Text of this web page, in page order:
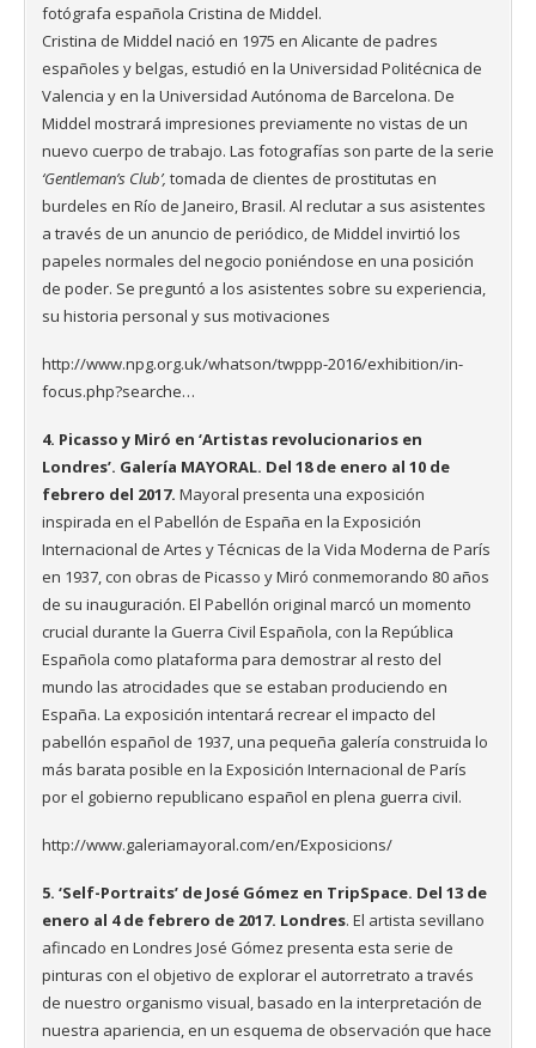
fotógrafa española Cristina de Middel.
Cristina de Middel nació en 1975 en Alicante de padres
españoles y belgas, estudió en la Universidad Politécnica de
Valencia y en la Universidad Autónoma de Barcelona. De
Middel mostrará impresiones previamente no vistas de un
nuevo cuerpo de trabajo. Las fotografías son parte de la serie
‘Gentleman’s Club’, tomada de clientes de prostitutas en
burdeles en Río de Janeiro, Brasil. Al reclutar a sus asistentes
a través de un anuncio de periódico, de Middel invirtió los
papeles normales del negocio poniéndose en una posición
de poder. Se preguntó a los asistentes sobre su experiencia,
su historia personal y sus motivaciones
http://www.npg.org.uk/whatson/twppp-2016/exhibition/in-
focus.php?searche…
4. Picasso y Miró en ‘Artistas revolucionarios en
Londres’. Galería MAYORAL. Del 18 de enero al 10 de
febrero del 2017. Mayoral presenta una exposición
inspirada en el Pabellón de España en la Exposición
Internacional de Artes y Técnicas de la Vida Moderna de París
en 1937, con obras de Picasso y Miró conmemorando 80 años
de su inauguración. El Pabellón original marcó un momento
crucial durante la Guerra Civil Española, con la República
Española como plataforma para demostrar al resto del
mundo las atrocidades que se estaban produciendo en
España. La exposición intentará recrear el impacto del
pabellón español de 1937, una pequeña galería construida lo
más barata posible en la Exposición Internacional de París
por el gobierno republicano español en plena guerra civil.
http://www.galeriamayoral.com/en/Exposicions/
5. ‘Self-Portraits’ de José Gómez en TripSpace. Del 13 de
enero al 4 de febrero de 2017. Londres. El artista sevillano
afincado en Londres José Gómez presenta esta serie de
pinturas con el objetivo de explorar el autorretrato a través
de nuestro organismo visual, basado en la interpretación de
nuestra apariencia, en un esquema de observación que hace